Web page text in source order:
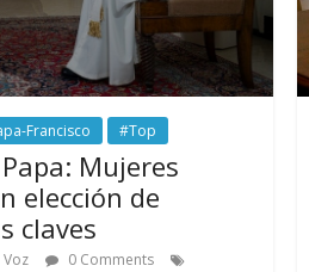
Francisco #Top
Mujeres
elección de
claves
Voz
0 Comments